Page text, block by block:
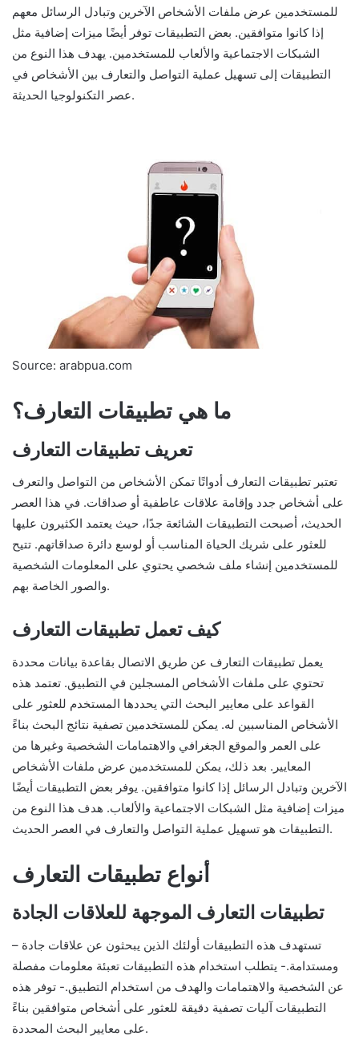
للمستخدمين عرض ملفات الأشخاص الآخرين وتبادل الرسائل معهم
إذا كانوا متوافقين. بعض التطبيقات توفر أيضًا ميزات إضافية مثل
الشبكات الاجتماعية والألعاب للمستخدمين. يهدف هذا النوع من
التطبيقات إلى تسهيل عملية التواصل والتعارف بين الأشخاص في
عصر التكنولوجيا الحديثة.
Source: arabpua.com
ما هي تطبيقات التعارف؟
تعريف تطبيقات التعارف
تعتبر تطبيقات التعارف أدواتًا تمكن الأشخاص من التواصل والتعرف
على أشخاص جدد وإقامة علاقات عاطفية أو صداقات. في هذا العصر
الحديث، أصبحت التطبيقات الشائعة جدًا، حيث يعتمد الكثيرون عليها
للعثور على شريك الحياة المناسب أو لوسع دائرة صداقاتهم. تتيح
للمستخدمين إنشاء ملف شخصي يحتوي على المعلومات الشخصية
والصور الخاصة بهم.
كيف تعمل تطبيقات التعارف
يعمل تطبيقات التعارف عن طريق الاتصال بقاعدة بيانات محددة
تحتوي على ملفات الأشخاص المسجلين في التطبيق. تعتمد هذه
القواعد على معايير البحث التي يحددها المستخدم للعثور على
الأشخاص المناسبين له. يمكن للمستخدمين تصفية نتائج البحث بناءً
على العمر والموقع الجغرافي والاهتمامات الشخصية وغيرها من
المعايير. بعد ذلك، يمكن للمستخدمين عرض ملفات الأشخاص
الآخرين وتبادل الرسائل إذا كانوا متوافقين. يوفر بعض التطبيقات أيضًا
ميزات إضافية مثل الشبكات الاجتماعية والألعاب. هدف هذا النوع من
التطبيقات هو تسهيل عملية التواصل والتعارف في العصر الحديث.
أنواع تطبيقات التعارف
تطبيقات التعارف الموجهة للعلاقات الجادة
– تستهدف هذه التطبيقات أولئك الذين يبحثون عن علاقات جادة
ومستدامة.- يتطلب استخدام هذه التطبيقات تعبئة معلومات مفصلة
عن الشخصية والاهتمامات والهدف من استخدام التطبيق.- توفر هذه
التطبيقات آليات تصفية دقيقة للعثور على أشخاص متوافقين بناءً
على معايير البحث المحددة.